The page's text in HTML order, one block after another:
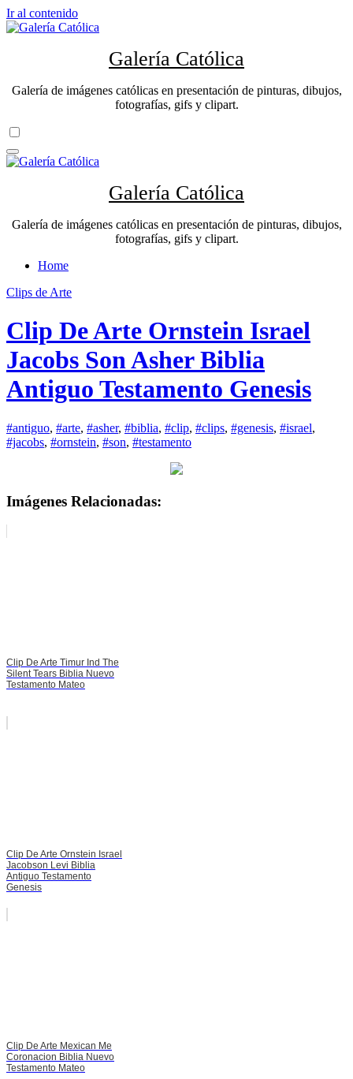
Ir al contenido
Galería Católica
Galería de imágenes católicas en presentación de pinturas, dibujos,
fotografías, gifs y clipart.
Galería Católica
Galería de imágenes católicas en presentación de pinturas, dibujos,
fotografías, gifs y clipart.
Home
Clips de Arte
Clip De Arte Ornstein Israel
Jacobs Son Asher Biblia
Antiguo Testamento Genesis
#antiguo, #arte, #asher, #biblia, #clip, #clips, #genesis, #israel,
#jacobs, #ornstein, #son, #testamento
Imágenes Relacionadas:
Clip De Arte Timur Ind The
Silent Tears Biblia Nuevo
Testamento Mateo
Clip De Arte Ornstein Israel
Jacobson Levi Biblia
Antiguo Testamento
Genesis
Clip De Arte Mexican Me
Coronacion Biblia Nuevo
Testamento Mateo